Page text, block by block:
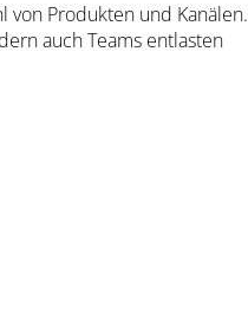
Produkten und Kanälen.
auch Teams entlasten